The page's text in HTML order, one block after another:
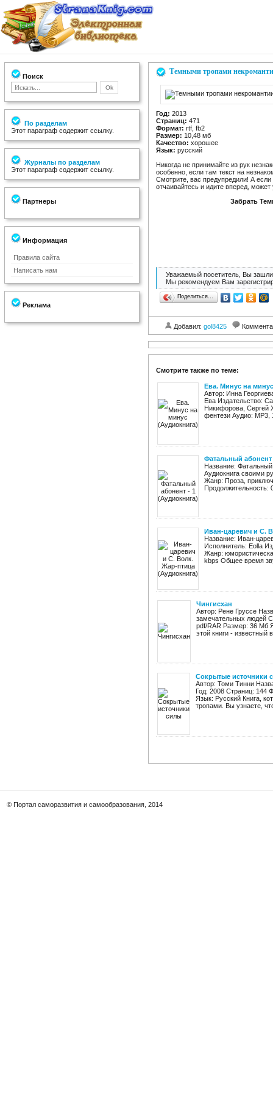
Поиск
По разделам
Этот параграф содержит ссылку.
Журналы по разделам
Этот параграф содержит ссылку.
Партнеры
Информация
Правила сайта
Написать нам
Реклама
Темными тропами
Год: 2013
Страниц: 471
Формат: rtf, fb2
Размер: 10,48 мб
Качество: хорошее
Язык: русский
Никогда не принимайте из рук
особенно, если там текст на
Смотрите, вас предупредили! А
отчаивайтесь и идите вперед, может
Забрать
Уважаемый посетитель, Вы зашли
Мы рекомендуем Вам
Поделиться…
Добавил: gol8425
Смотрите также по теме:
Ева. Минус на
Автор: Инна
Ева Издательство:
Никифорова, Сергей
фентези Аудио: MP3,
Фатальный
Название:
Аудиокнига своими
Жанр: Проза,
Продолжительность:
Иван-царевич и С.
Название: Иван-
Исполнитель: Eolla
Жанр:
kbps Общее время
Чингисхан
Автор: Рене Груссе
замечательных людей
pdf/RAR Размер: 36 Мб
этой книги - известный
Сокрытые источники
Автор: Томи Тинни
Год: 2008 Страниц: 144
Язык: Русский Книга,
тропами. Вы узнаете,
© Портал саморазвития и самообразования, 2014